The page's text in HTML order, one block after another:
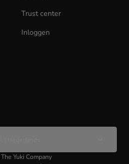
Trust center
Inloggen
The Yuki Company